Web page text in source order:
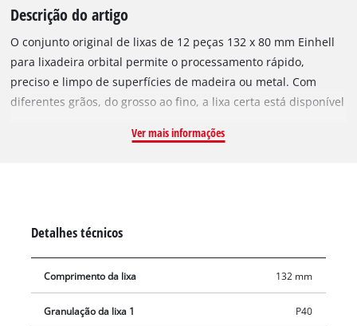
Descrição do artigo
O conjunto original de lixas de 12 peças 132 x 80 mm Einhell
para lixadeira orbital permite o processamento rápido,
preciso e limpo de superfícies de madeira ou metal. Com
diferentes grãos, do grosso ao fino, a lixa certa está disponível
lixadeiras orbitais comuns com aderência de adesivo,
P40, P60, P80, P120, P180, P240 cada.
Ver mais informações
Detalhes técnicos
Comprimento da lixa 132 mm
Granulação da lixa 1 P40